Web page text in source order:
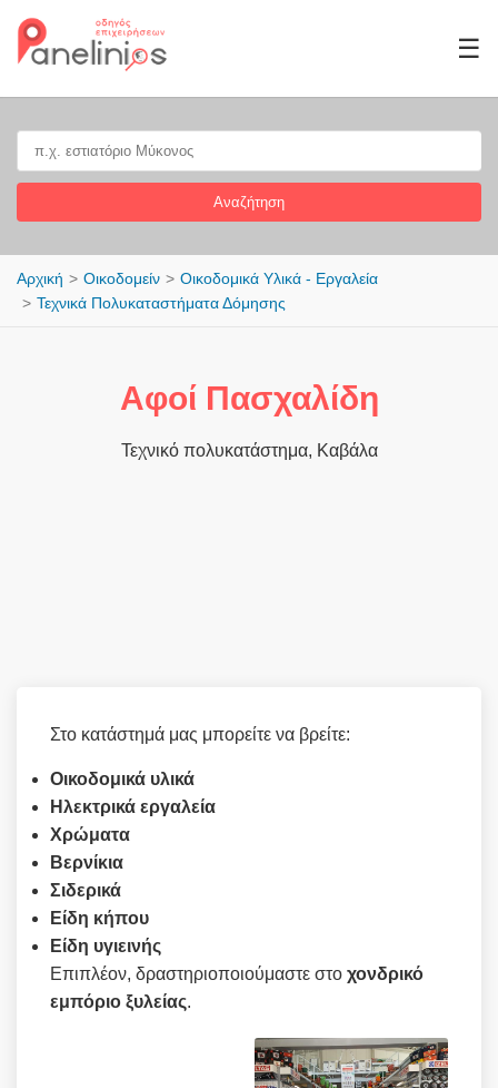
☰
Αναζήτηση
Αρχική Οικοδομείν
Οικοδομικά Υλικά - Εργαλεία
Τεχνικά Πολυκαταστήματα Δόμησης
Αφοί Πασχαλίδη
Τεχνικό πολυκατάστημα, Καβάλα
Στο κατάστημά μας μπορείτε να βρείτε:
Οικοδομικά υλικά
Ηλεκτρικά εργαλεία
Χρώματα
Βερνίκια
Σιδερικά
Είδη κήπου
Είδη υγιεινής
Επιπλέον, δραστηριοποιούμαστε στο χονδρικό
εμπόριο ξυλείας.